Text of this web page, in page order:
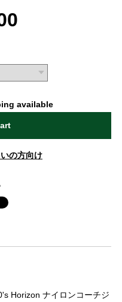
available
の方向け
Horizon ナイロンコーチジ